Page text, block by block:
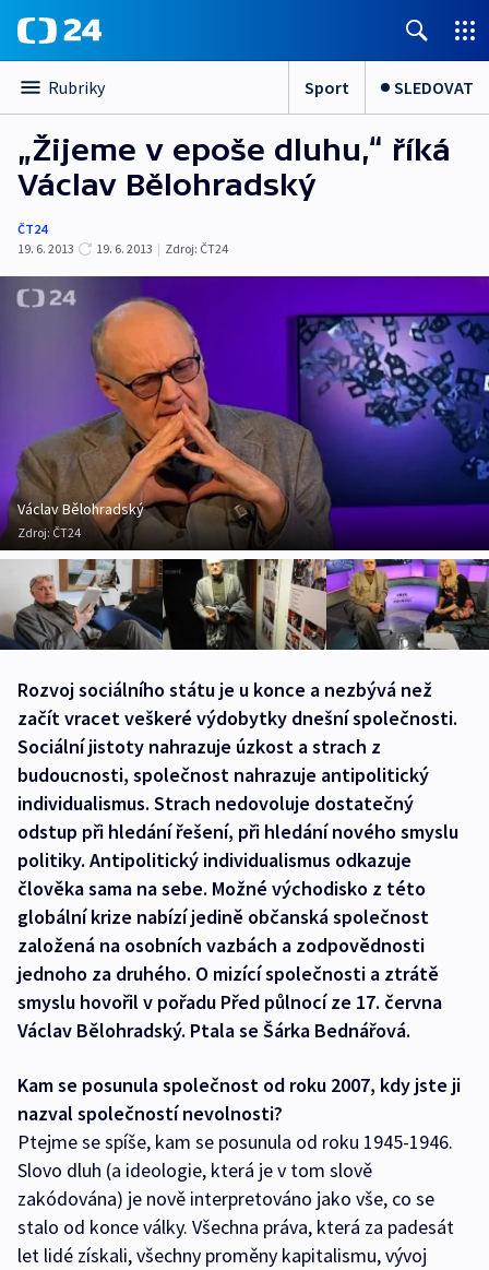
Rubriky Sport SLEDOVAT
„Žijeme v epoše dluhu,“ říká
Václav Bělohradský
ČT24
19. 6. 2013
19. 6. 2013 | Zdroj: ČT24
Václav Bělohradský
Zdroj: ČT24
Rozvoj sociálního státu je u konce a nezbývá než
začít vracet veškeré výdobytky dnešní společnosti.
Sociální jistoty nahrazuje úzkost a strach z
budoucnosti, společnost nahrazuje antipolitický
individualismus. Strach nedovoluje dostatečný
odstup při hledání řešení, při hledání nového smyslu
politiky. Antipolitický individualismus odkazuje
člověka sama na sebe. Možné východisko z této
globální krize nabízí jedině občanská společnost
založená na osobních vazbách a zodpovědnosti
jednoho za druhého. O mizící společnosti a ztrátě
smyslu hovořil v pořadu Před půlnocí ze 17. června
Václav Bělohradský. Ptala se Šárka Bednářová.
Kam se posunula společnost od roku 2007, kdy jste ji
nazval společností nevolnosti?
Ptejme se spíše, kam se posunula od roku 1945-1946.
Slovo dluh (a ideologie, která je v tom slově
zakódována) je nově interpretováno jako vše, co se
stalo od konce války. Všechna práva, která za padesát
let lidé získali, všechny proměny kapitalismu, vývoj